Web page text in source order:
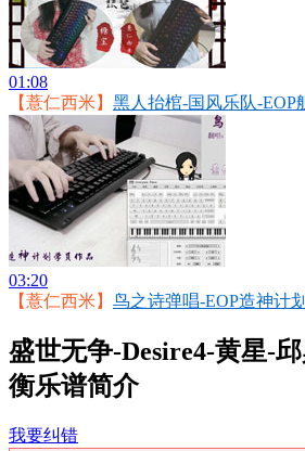
01:08
【薏仁西米】 黑人抬棺-国风乐队-EOP
03:20
【薏仁西米】 鸟之诗弹唱-EOP造神计
盛世无争-Desire4-黄星-
衡乐谱简介
我要纠错